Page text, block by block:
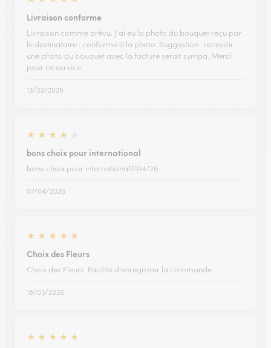
Livraison conforme
Livraison comme prévu. J'ai eu la photo du bouquet reçu par
le destinataire : conforme à la photo. Suggestion : recevoir
une photo du bouquet avec la facture serait sympa. Merci
pour ce service.
13/02/2026
★ ★ ★ ★
bons choix pour international
bons choix pour international7/04/26
07/04/2026
★ ★ ★ ★ ★
Choix des Fleurs
Choix des Fleurs. Facilité d'enregistrer la commande
18/03/2026
★ ★ ★ ★ ★